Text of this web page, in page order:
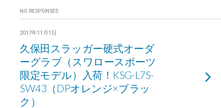
NO RESPONSES
2017年11月1日
久保田スラッガー硬式オーダ
ーグラブ（スワロースポーツ
限定モデル）入荷！KSG-L7S-
SW43（DPオレンジ×ブラッ
ク）